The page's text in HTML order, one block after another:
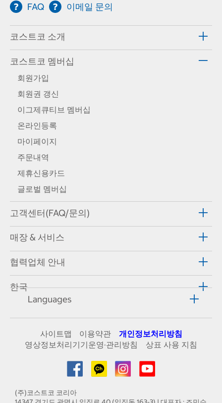
FAQ 이메일 문의
코스트코 소개
코스트코 멤버십
회원가입
회원권 갱신
이그제큐티브 멤버십
온라인등록
마이페이지
주문내역
제휴신용카드
글로벌 멤버십
고객센터(FAQ/문의)
매장 & 서비스
협력업체 안내
한국
Languages
사이트맵 이용약관
개인정보처리방침
영상정보처리기기운영·관리방침
상표 사용 지침
(주)코스트코 코리아